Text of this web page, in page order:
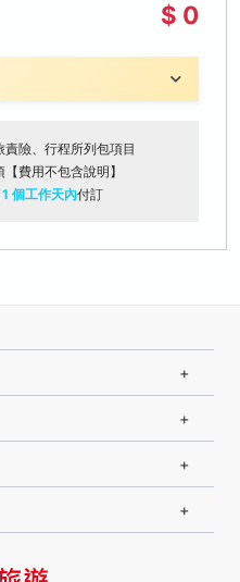
$ 0
險、行程所列包項目
費用不包含說明】
1 個工作天內付訂